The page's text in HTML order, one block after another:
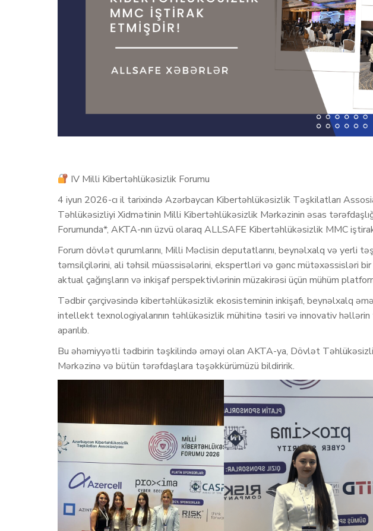
IV Milli Kibertəhlükəsizlik Forumu
4 iyun 2026-cı il tarixində Azərbaycan Kibertəhlükəsizlik Təşkilatları
Təhlükəsizliyi Xidmətinin Milli Kibertəhlükəsizlik Mərkəzinin əsas
Forumunda*, AKTA-nın üzvü olaraq ALLSAFE Kibertəhlükəsizlik MMC
Forum dövlət qurumlarını, Milli Məclisin deputatlarını, beynəlxalq və yerli
təmsilçilərini, ali təhsil müəssisələrini, ekspertləri və gənc mütəxəssisləri
aktual çağırışların və inkişaf perspektivlərinin müzakirəsi üçün mühüm
Tədbir çərçivəsində kibertəhlükəsizlik ekosisteminin inkişafı, beynəlxalq
intellekt texnologiyalarının təhlükəsizlik mühitinə təsiri və innovativ
aparılıb.
Bu əhəmiyyətli tədbirin təşkilində əməyi olan AKTA-ya, Dövlət
Mərkəzinə və bütün tərəfdaşlara təşəkkürümüzü bildiririk.